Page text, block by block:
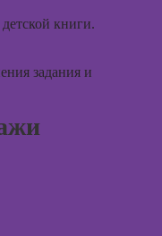
книги.
задания и